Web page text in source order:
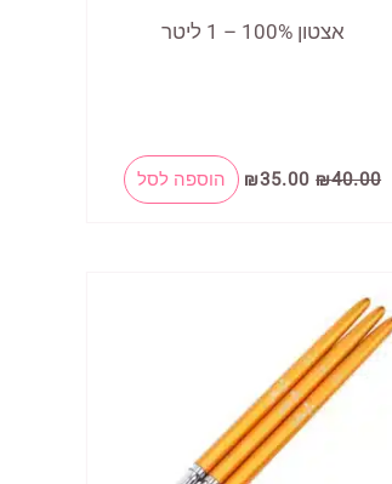
אצטון 100% – 1 ליטר
₪40.00
המחיר
המקורי
₪35.00
המחיר
הנוכחי
הוספה לסל